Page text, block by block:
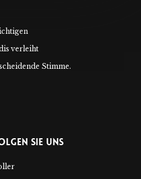
verleiht
Stimme.
Sie Uns